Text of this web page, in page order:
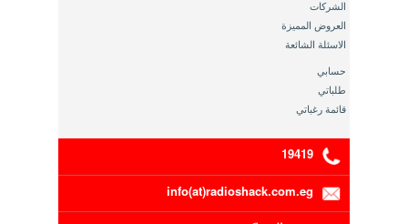
الشركات
العروض المميزة
الاسئلة الشائعة
حسابي
طلباتي
قائمة رغباتي
19419
info(at)radioshack.com.eg